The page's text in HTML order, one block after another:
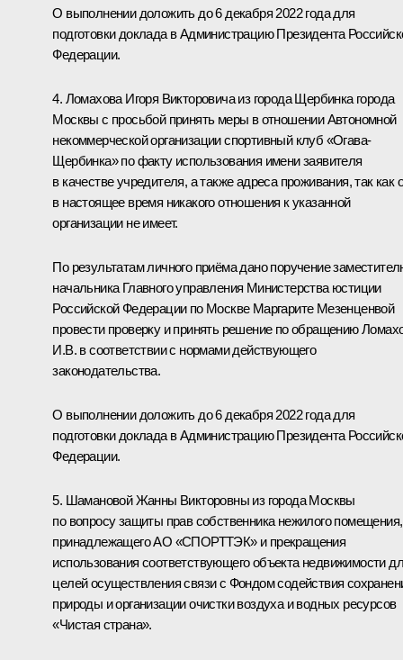
О выполнении доложить до 6 декабря 2022 года для
подготовки доклада в Администрацию Президента
Федерации.
4. Ломахова Игоря Викторовича из города Щербинка города
Москвы с просьбой принять меры в отношении Автономной
некоммерческой организации спортивный клуб «Огава-
Щербинка» по факту использования имени заявителя
в качестве учредителя, а также адреса проживания, так как
в настоящее время никакого отношения к указанной
организации не имеет.
По результатам личного приёма дано поручение
начальника Главного управления Министерства юстиции
Российской Федерации по Москве Маргарите Мезенценвой
провести проверку и принять решение по обращению
И.В. в соответствии с нормами действующего
законодательства.
О выполнении доложить до 6 декабря 2022 года для
подготовки доклада в Администрацию Президента
Федерации.
5. Шамановой Жанны Викторовны из города Москвы
по вопросу защиты прав собственника нежилого помещения,
принадлежащего АО «СПОРТТЭК» и прекращения
использования соответствующего объекта недвижимости
целей осуществления связи с Фондом содействия
природы и организации очистки воздуха и водных ресурсов
«Чистая страна».